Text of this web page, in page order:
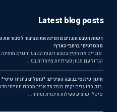
Latest blog posts
רשות הטבע והגנים מזמינה את הציבור לסגור את
מהסרטים" ברחבי הארץ!
סוגרים את הקיץ בטבע רשות הטבע והגנים
הגדול עם מגוון פעילויות מיוחדות במ...
חינוך פיננסי בגובה העיניים: "פועלים ג'וניור
בנק הפועלים יקים בנמל תל אביב מתחם חווייתי
סיטי", שיציע פעילות חינמית ופתוח...